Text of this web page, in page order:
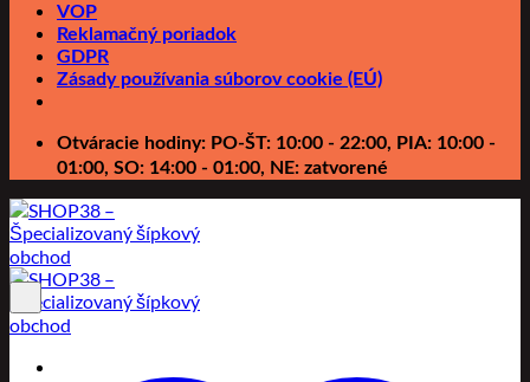
VOP
Reklamačný poriadok
GDPR
Zásady používania súborov cookie (EÚ)
Otváracie hodiny: PO-ŠT: 10:00 - 22:00, PIA: 10:00 -
01:00, SO: 14:00 - 01:00, NE: zatvorené